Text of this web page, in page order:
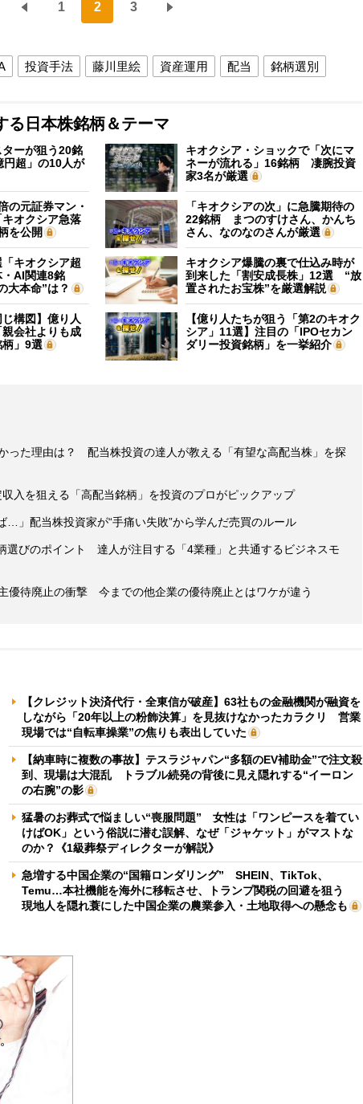
1 2 3
投資手法 藤川里絵 資産運用 配当 銘柄選別
る日本株銘柄＆テーマ
ターが狙う20銘
円超」の10人が
キオクシア・ショックで「次にマ
ネーが流れる」16銘柄 凄腕投資
家3名が厳選
の元証券マン・
オクシア急落
を公開
「キオクシアの次」に急騰期待の
22銘柄 まつのすけさん、かんち
さん、なのなのさんが厳選
キオクシア超
・AI関連8銘
本命”は？
キオクシア爆騰の裏で仕込み時が
到来した「割安成長株」12選 “放
置されたお宝株”を厳選解説
じ構図】億り人
会社よりも成
」9選
【億り人たちが狙う「第2のキオク
シア」11選】注目の「IPOセカン
ダリー投資銘柄」を一挙紹介
った理由は？ 配当株投資の達人が教える「有望な高配当株」を探
入を狙える「高配当銘柄」を投資のプロがピックアップ
…」配当株投資家が“手痛い失敗”から学んだ売買のルール
選びのポイント 達人が注目する「4業種」と共通するビジネスモ
優待廃止の衝撃 今までの他企業の優待廃止とはワケが違う
【クレジット決済代行・全東信が破産】63社もの金融機関が融資を
しながら「20年以上の粉飾決算」を見抜けなかったカラクリ 営業
現場では“自転車操業”の焦りも表出していた
【納車時に複数の事故】テスラジャパン“多額のEV補助金”で注文殺
到、現場は大混乱 トラブル続発の背後に見え隠れする“イーロン
の右腕”の影
猛暑のお葬式で悩ましい“喪服問題” 女性は「ワンピースを着てい
けばOK」という俗説に潜む誤解、なぜ「ジャケット」がマストな
のか？《1級葬祭ディレクターが解説》
急増する中国企業の“国籍ロンダリング” SHEIN、TikTok、
Temu…本社機能を海外に移転させ、トランプ関税の回避を狙う
現地人を隠れ蓑にした中国企業の農業参入・土地取得への懸念も